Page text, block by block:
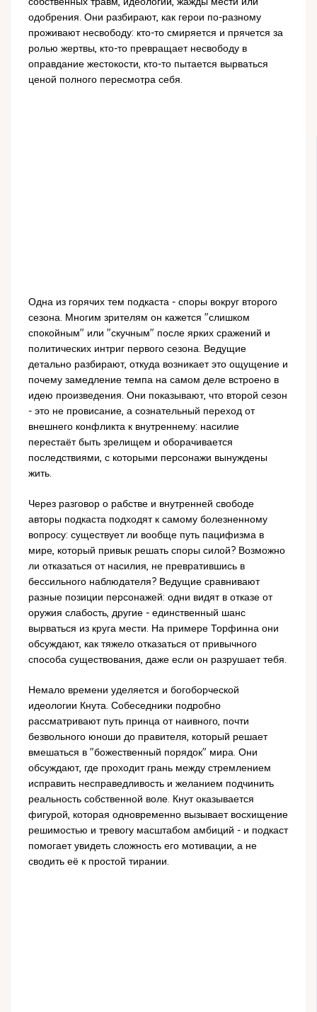
одобрения. Они разбирают, как герои по-разному
проживают несвободу: кто-то смиряется и прячется за
ролью жертвы, кто-то превращает несвободу в
оправдание жестокости, кто-то пытается вырваться
ценой полного пересмотра себя.
Одна из горячих тем подкаста - споры вокруг второго
сезона. Многим зрителям он кажется "слишком
спокойным" или "скучным" после ярких сражений и
политических интриг первого сезона. Ведущие
детально разбирают, откуда возникает это ощущение и
почему замедление темпа на самом деле встроено в
идею произведения. Они показывают, что второй сезон
- это не провисание, а сознательный переход от
внешнего конфликта к внутреннему: насилие
перестаёт быть зрелищем и оборачивается
последствиями, с которыми персонажи вынуждены
жить.
Через разговор о рабстве и внутренней свободе
авторы подкаста подходят к самому болезненному
вопросу: существует ли вообще путь пацифизма в
мире, который привык решать споры силой? Возможно
ли отказаться от насилия, не превратившись в
бессильного наблюдателя? Ведущие сравнивают
разные позиции персонажей: одни видят в отказе от
оружия слабость, другие - единственный шанс
вырваться из круга мести. На примере Торфинна они
обсуждают, как тяжело отказаться от привычного
способа существования, даже если он разрушает тебя.
Немало времени уделяется и богоборческой
идеологии Кнута. Собеседники подробно
рассматривают путь принца от наивного, почти
безвольного юноши до правителя, который решает
вмешаться в "божественный порядок" мира. Они
обсуждают, где проходит грань между стремлением
исправить несправедливость и желанием подчинить
реальность собственной воле. Кнут оказывается
фигурой, которая одновременно вызывает восхищение
решимостью и тревогу масштабом амбиций - и подкаст
помогает увидеть сложность его мотивации, а не
сводить её к простой тирании.